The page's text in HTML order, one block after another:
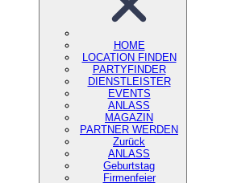
HOME
LOCATION FINDEN
PARTYFINDER
DIENSTLEISTER
EVENTS
ANLASS
MAGAZIN
PARTNER WERDEN
Zurück
ANLASS
Geburtstag
Firmenfeier